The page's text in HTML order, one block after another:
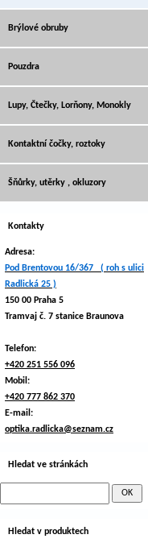
Brýlové obruby
Pouzdra
Lupy, Čtečky, Lorňony, Monokly
Kontaktní čočky, roztoky
Šňůrky, utěrky , okluzory
Kontakty
Adresa:
Pod Brentovou 16/367 ( roh s ulici
Radlická 25 )
150 00 Praha 5
Tramvaj č. 7 stanice Braunova
Telefon:
+420 251 556 096
Mobil:
+420 777 862 370
E-mail:
optika.radlicka@seznam.cz
Hledat ve stránkách
Hledat v produktech